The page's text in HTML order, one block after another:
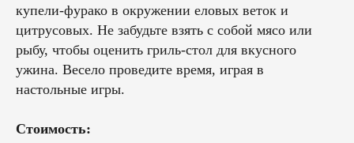
купели-фурако в окружении еловых веток и
цитрусовых. Не забудьте взять с собой мясо или
рыбу, чтобы оценить гриль-стол для вкусного
ужина. Весело проведите время, играя в
настольные игры.
Стоимость: